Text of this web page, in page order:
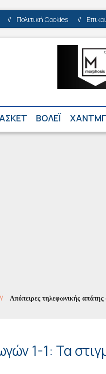
// Πολιτική Cookies //
ΒΟΛΕΪ
τηλεφωνικής απάτης στο
1-1: Τα